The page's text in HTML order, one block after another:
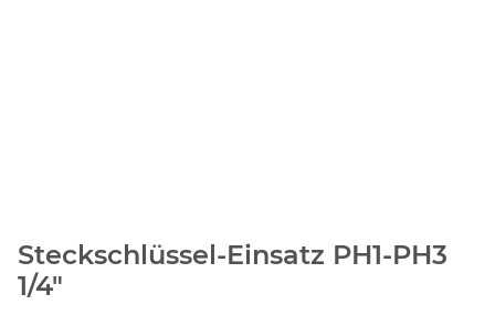
Steckschlüssel-Einsatz PH1-PH3
1/4"